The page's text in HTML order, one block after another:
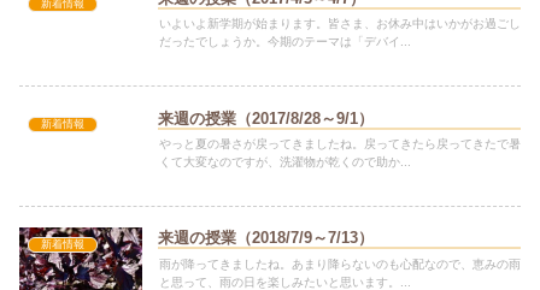
新着情報
いよいよ新学期が始まります。皆さま、お休み中はいかがお過ごし
だったでしょうか。今期のテーマは「デバイ...
新着情報 来週の授業（2017/8/28～9/1）
やっと夏の暑さが戻ってきましたね。戻ってきたら戻ってきたで暑
くて大変なのですが、洗濯物が乾くので助か...
新着情報 来週の授業（2018/7/9～7/13）
雨が降ってきましたね。あまり降らないのも心配なので、恵みの雨
と思って、雨の日を楽しみたいと思います。...